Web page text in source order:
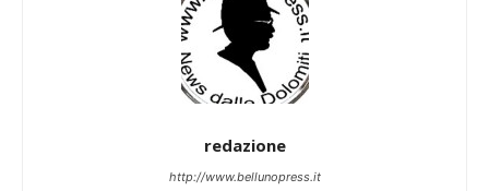
redazione
http://www.bellunopress.it